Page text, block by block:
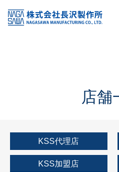
KSS加盟店・取扱店情報
店舗一覧
店舗
KSS代理店
KSS加盟店